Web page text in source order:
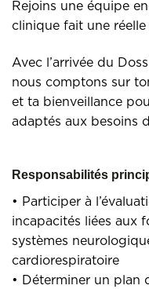
Rejoins une équipe
clinique fait une
Avec l’arrivée du
nous comptons sur
et ta bienveillance
adaptés aux besoins
Responsabilités
• Participer à
incapacités liées aux
systèmes
cardiorespiratoire
• Déterminer un plan